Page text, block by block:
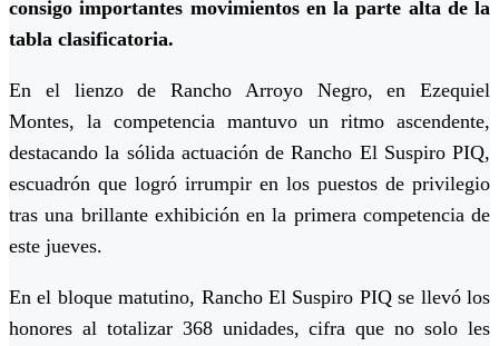
consigo importantes movimientos en la parte alta de la
tabla clasificatoria.
En el lienzo de Rancho Arroyo Negro, en Ezequiel
Montes, la competencia mantuvo un ritmo ascendente,
destacando la sólida actuación de Rancho El Suspiro PIQ,
escuadrón que logró irrumpir en los puestos de privilegio
tras una brillante exhibición en la primera competencia de
este jueves.
En el bloque matutino, Rancho El Suspiro PIQ se llevó los
honores al totalizar 368 unidades, cifra que no solo les